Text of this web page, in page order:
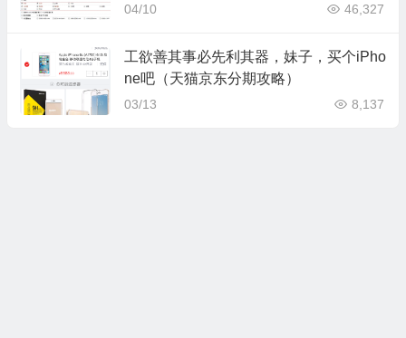
04/10 46,327
工欲善其事必先利其器，妹子，买个iPho
ne吧（天猫京东分期攻略）
03/13 8,137